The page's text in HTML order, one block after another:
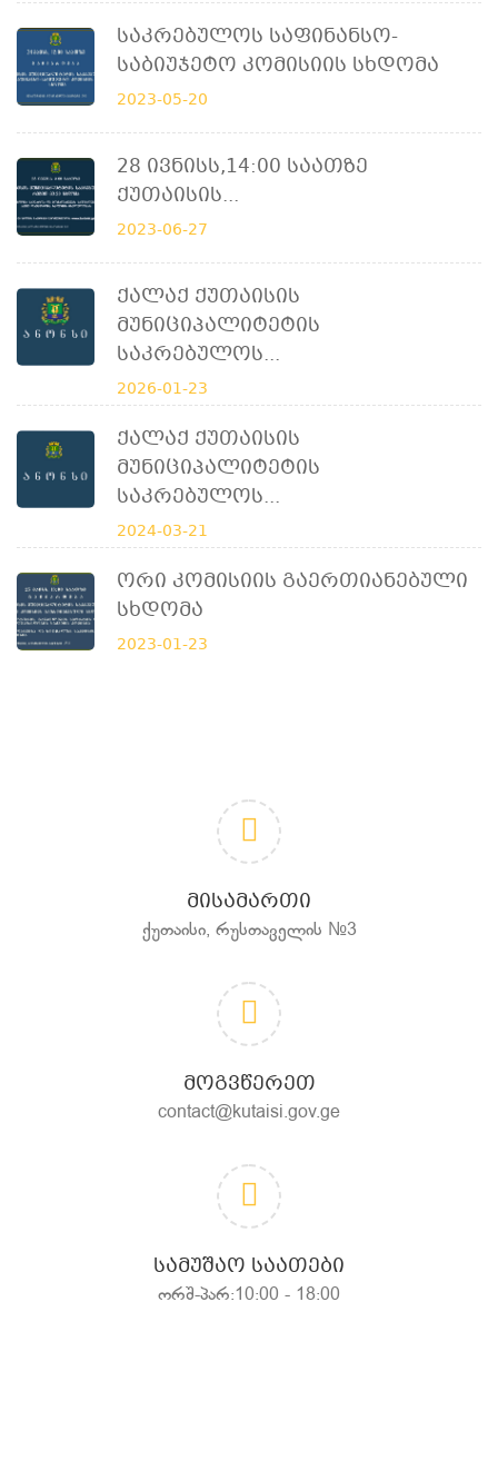
Საკრებულოს Საფინანსო-
Საბიუჯეტო Კომისიის Სხდომა
2023-05-20
28 Ივნისს,14:00 Საათზე
Ქუთაისის...
2023-06-27
Ქალაქ Ქუთაისის
Მუნიციპალიტეტის
Საკრებულოს...
2026-01-23
Ქალაქ Ქუთაისის
Მუნიციპალიტეტის
Საკრებულოს...
2024-03-21
Ორი Კომისიის Გაერთიანებული
Სხდომა
2023-01-23
ᲛᲘᲡᲐᲛᲐᲠᲗᲘ
ქუთაისი, რუსთაველის №3
ᲛᲝᲒᲕᲬᲔᲠᲔᲗ
contact@kutaisi.gov.ge
ᲡᲐᲛᲣᲨᲐᲝ ᲡᲐᲐᲗᲔᲑᲘ
ორშ-პარ:10:00 - 18:00